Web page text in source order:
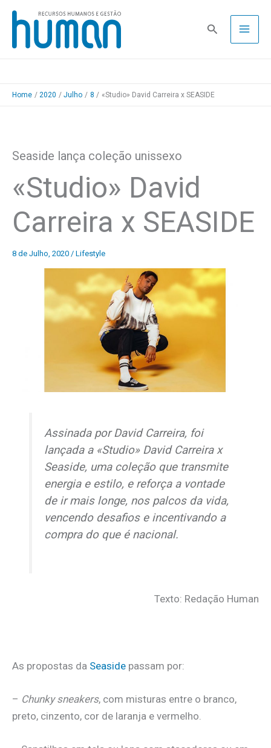
Skip
content
Pesquisa
Home 2020 Julho 8 «Studio» David Carreira x SEASIDE
Seaside lança coleção unissexo
«Studio» David
Carreira x SEASIDE
8 de Julho, 2020 / Lifestyle
Assinada por David Carreira, foi
lançada a «Studio» David Carreira x
Seaside, uma coleção que transmite
energia e estilo, e reforça a vontade
de ir mais longe, nos palcos da vida,
vencendo desafios e incentivando a
compra do que é nacional.
Texto: Redação Human
As propostas da Seaside passam por:
– Chunky sneakers, com misturas entre o branco,
preto, cinzento, cor de laranja e vermelho.